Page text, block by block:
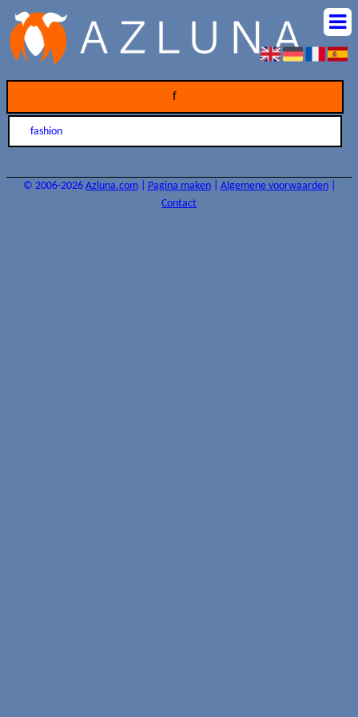
f
fashion
© 2006-2026 Azluna.com| Pagina maken| Algemene voorwaarden|
Contact